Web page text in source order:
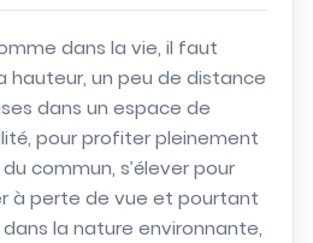
dans la vie, il faut
hauteur, un peu de distance
dans un espace de
pour profiter pleinement
commun, s’élever pour
à perte de vue et pourtant
la nature environnante,